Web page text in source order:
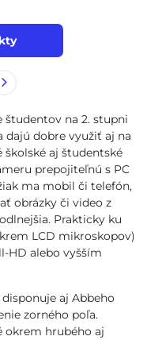
na 2. stupni
dajú dobre využiť aj na
aj študentské
prepojiteľnú s PC
ma mobil či telefón,
obrázky či video z
Prakticky ku
LCD mikroskopov)
HD alebo vyšším
aj Abbeho
zorného poľa.
okrem hrubého aj